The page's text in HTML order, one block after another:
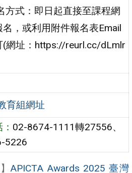
方式：即日起直接至課程網
，或利用附件報名表Email
(網址：https://reurl.cc/dLmlr
育組網址
02-8674-1111轉27556、
5226
APICTA Awards 2025 臺灣